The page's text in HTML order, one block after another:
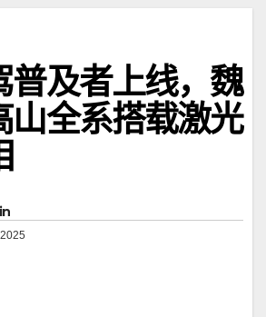
普及者上线，魏
山全系搭载激光